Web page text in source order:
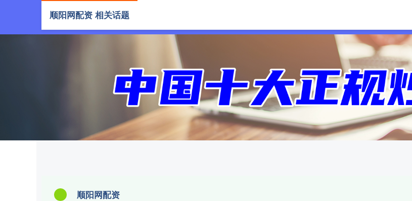
顺阳网配资
顺阳网配资 相关话题